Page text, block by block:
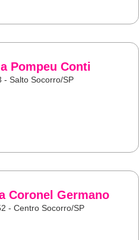
Pompeu Conti
- Salto Socorro/SP
Coronel Germano
- Centro Socorro/SP